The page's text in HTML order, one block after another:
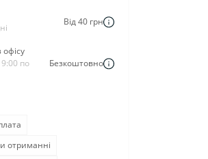
Від 40 грн
9:00 по
Безкоштовно
отриманні